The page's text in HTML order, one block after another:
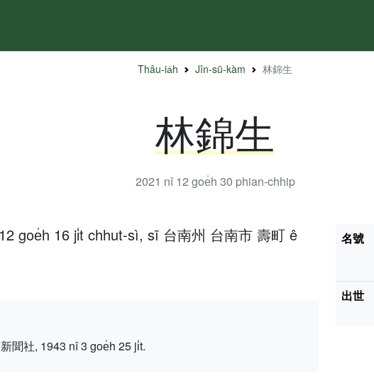
Thâu-ia̍h Jîn-sū-kàm 林錦生
林錦生
2021 nî 12 goe̍h 30 phian-chhip
goe̍h 16 ji̍t chhut-sì, sī 台南州 台南市 壽町 ê
聞社, 1943 nî 3 goe̍h 25 ji̍t.
名號
出世